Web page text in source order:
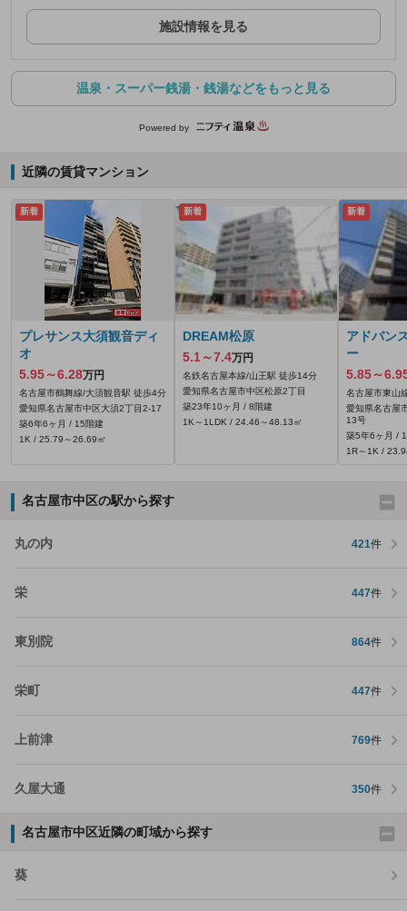
施設情報を見る
温泉・スーパー銭湯・銭湯などをもっと見る
Powered by
近隣の賃貸マンション
新着
プレサンス大須観音ディ
オ
5.95～6.28万円
名古屋市鶴舞線/大須観音駅 徒歩4分
愛知県名古屋市中区大須2丁目2-17
築6年6ヶ月 / 15階建
1K / 25.79～26.69㎡
新着
DREAM松原
5.1～7.4万円
名鉄名古屋本線/山王駅 徒歩14分
愛知県名古屋市中区松原2丁目
築23年10ヶ月 / 8階建
1K～1LDK / 24.46～48.13㎡
新着
アドバン
ー
5.85～
名古屋市東山
愛知県名古屋
13号
築5年6ヶ月 /
1R～1K /
名古屋市中区の駅から探す
丸の内 421件
栄 447件
東別院 864件
栄町 447件
上前津 769件
久屋大通 350件
名古屋市中区近隣の町域から探す
葵